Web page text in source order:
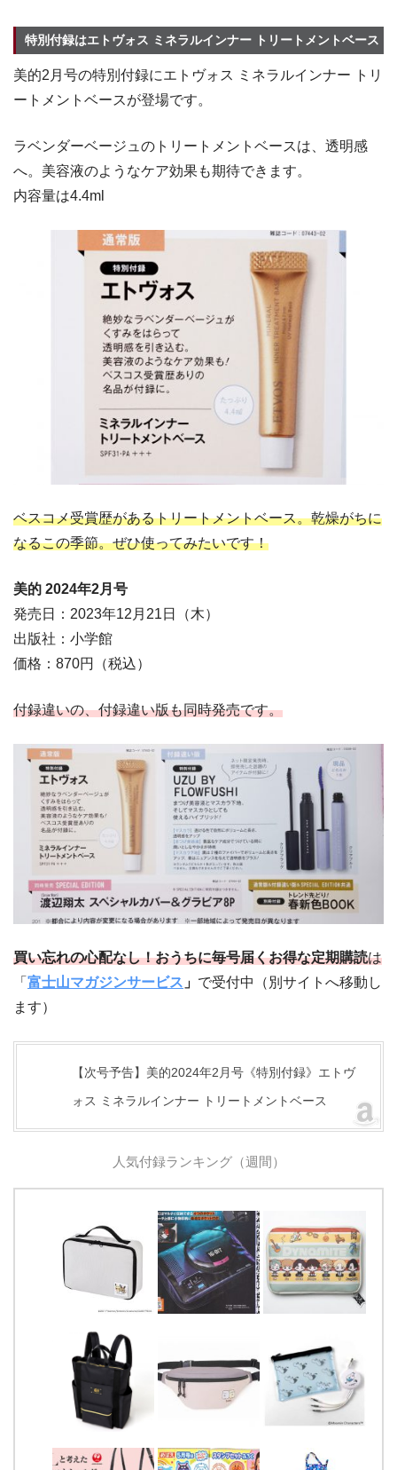
特別付録はエトヴォス ミネラルインナー トリートメントベース
美的2月号の特別付録にエトヴォス ミネラルインナー トリ
ートメントベースが登場です。
ラベンダーベージュのトリートメントベースは、透明感
へ。美容液のようなケア効果も期待できます。
内容量は4.4ml
ベスコメ受賞歴があるトリートメントベース。乾燥がちに
なるこの季節。ぜひ使ってみたいです！
美的 2024年2月号
発売日：2023年12月21日（木）
出版社：小学館
価格：870円（税込）
付録違いの、付録違い版も同時発売です。
買い忘れの心配なし！おうちに毎号届くお得な定期購読は
「 富士山マガジンサービス 」 で受付中（別サイトへ移動し
ます）
【次号予告】美的2024年2月号《特別付録》エトヴ
ォス ミネラルインナー トリートメントベース
人気付録ランキング（週間）